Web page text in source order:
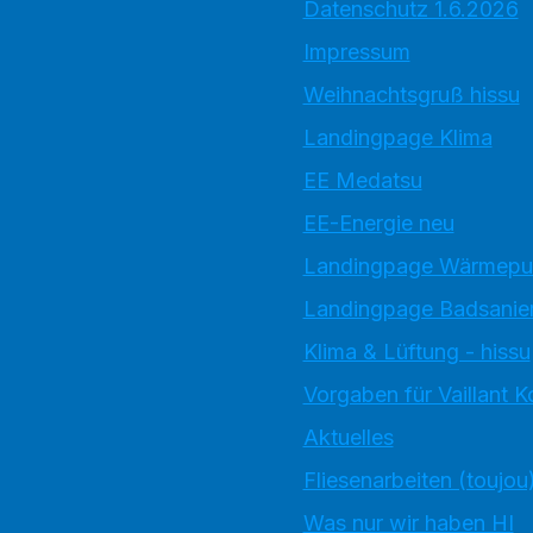
Datenschutz 1.6.2026
Impressum
Weihnachtsgruß hissu
Landingpage Klima
EE Medatsu
EE-Energie neu
Landingpage
Landingpage
Klima & Lüftung - hissu
Vorgaben für Vaillant
Aktuelles
Fliesenarbeiten (toujou)
Was nur wir haben HI